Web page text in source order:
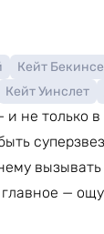
Кейт
Кейт Уинслет
не только
—